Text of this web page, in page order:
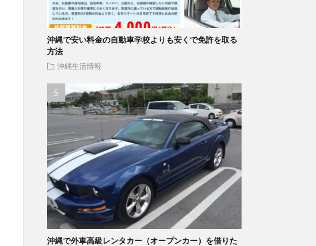
沖縄で安い料金の自動車学校よりも安くで免許を取る
方法
沖縄生活情報
沖縄で外車高級レンタカー（オープンカー）を借りた